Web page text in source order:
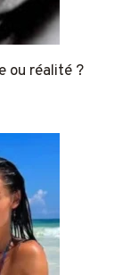
ou réalité ?